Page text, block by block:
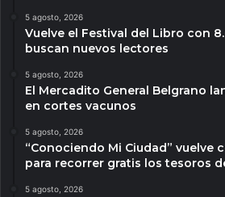
5 agosto, 2026
Vuelve el Festival del Libro con
buscan nuevos lectores
5 agosto, 2026
El Mercadito General Belgrano
en cortes vacunos
5 agosto, 2026
“Conociendo Mi Ciudad” vuelve
para recorrer gratis los tesoros
5 agosto, 2026